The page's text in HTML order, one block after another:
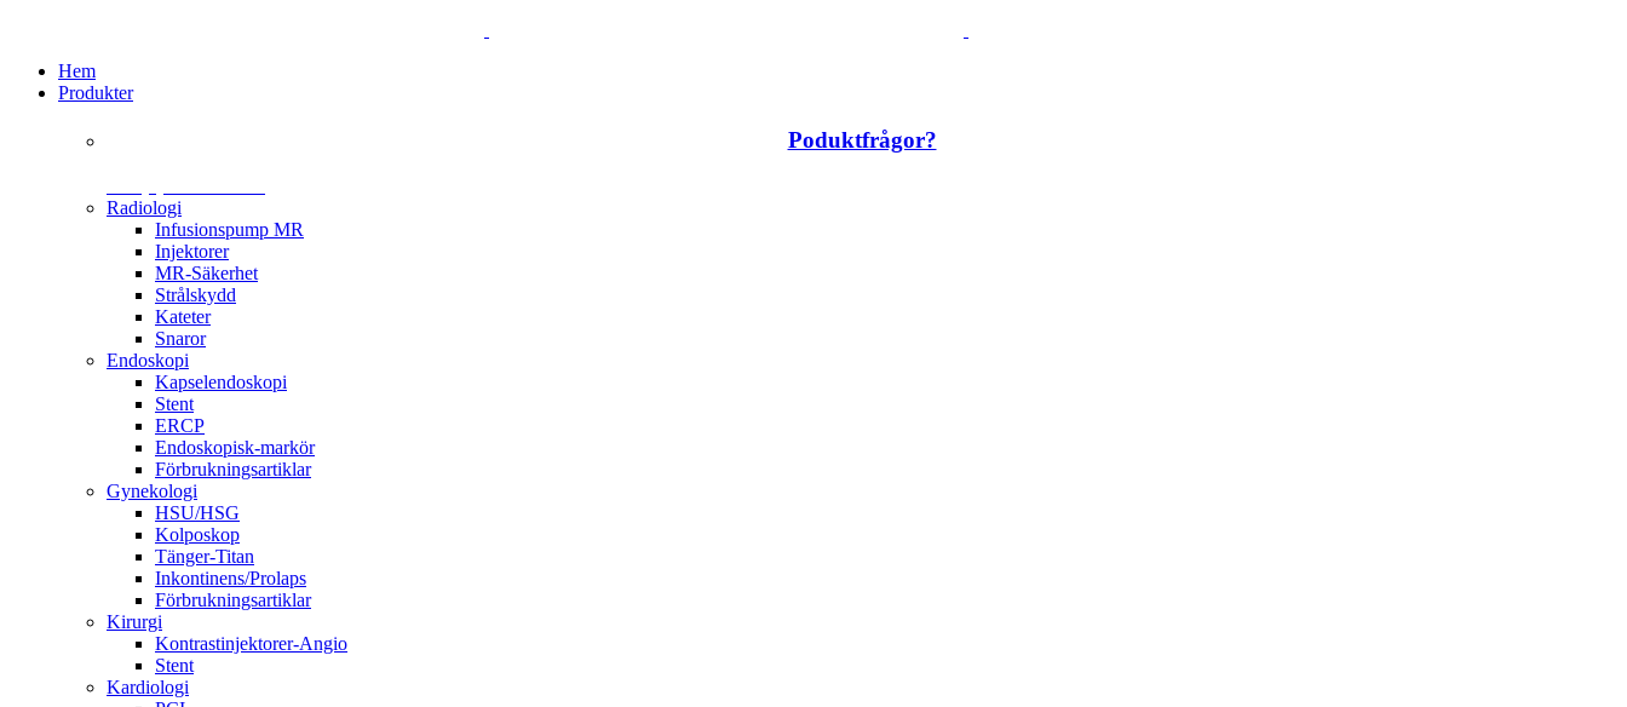
Hem
Produkter
Poduktfrågor?
Radiologi
Infusionspump MR
Injektorer
MR-Säkerhet
Strålskydd
Kateter
Snaror
Endoskopi
Kapselendoskopi
Stent
ERCP
Endoskopisk-markör
Förbrukningsartiklar
Gynekologi
HSU/HSG
Kolposkop
Tänger-Titan
Inkontinens/Prolaps
Förbrukningsartiklar
Kirurgi
Kontrastinjektorer-Angio
Stent
Kardiologi